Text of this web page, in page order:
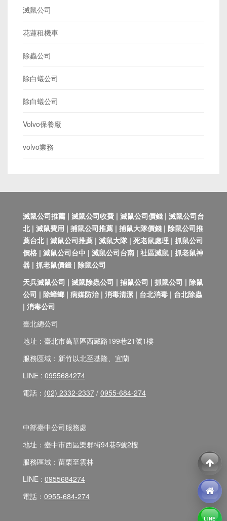
滅鼠公司
花蓮租機車
除蟲公司
除白蟻公司
除白蟻公司
Volvo保養廠
volvo業務
滅鼠公司推薦 | 滅鼠公司收費 | 滅鼠公司價錢 | 滅鼠公司台
北 | 滅鼠費用 | 捕鼠公司推薦 | 捕鼠大隊價錢 | 除鼠公司推
薦台北 | 滅鼠公司推薦 | 滅鼠大隊 | 死老鼠處理 | 抓鼠公司
價格 | 滅鼠公司台中 | 滅鼠公司台南 | 社區滅鼠 | 抓老鼠神
器 | 抓老鼠價錢 | 除鼠公司
天兵滅鼠公司 | 滅鼠除蟲公司 | 捕鼠公司 | 抓鼠公司 | 除鼠
公司 | 除蟑螂 | 病媒防治 | 消毒清潔 | 台北消毒 | 台北除蟲
| 消毒公司
臺北總公司
地址：臺北市萬華區西藏路199巷21號1樓
服務區域：新竹以北至基隆、宜蘭
LINE : 0955684274
電話： (02) 2332-2337 / 0955-684-274
中部臺中公司服務處
地址：臺中市西區樂群街94巷5號2樓
服務區域：苗栗至雲林
LINE : 0955684274
電話： 0955-684-274
LINE